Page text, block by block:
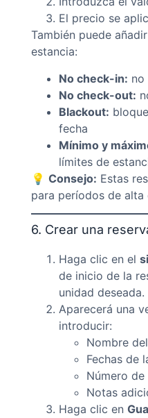
El precio se
También puede añadir
estancia:
No check-in: no
No check-out:
Blackout:
fecha
Mínimo y
límites de
💡 Consejo: Estas
para períodos de
6. Crear una
Haga clic en el
de inicio de la
unidad deseada.
Aparecerá una
introducir:
Nombre
Fechas de
Número
Notas
Haga clic en